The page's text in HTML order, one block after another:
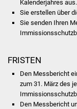
Kalenderjahres aus.
Sie erstellen über
Sie senden Ihren
FRISTEN
Den Messbericht
zum 31. März des
Den Messbericht